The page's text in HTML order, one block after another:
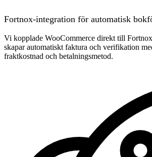
Fortnox-integration för automatisk
Vi kopplade WooCommerce direkt till
skapar automatiskt faktura och verifikation
fraktkostnad och betalningsmetod.